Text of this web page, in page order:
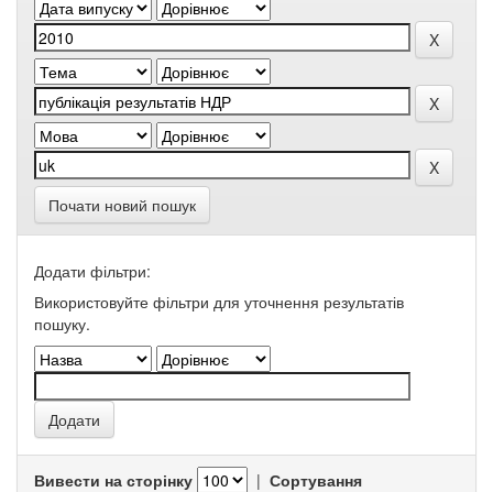
Почати новий пошук
Додати фільтри:
Використовуйте фільтри для уточнення результатів
пошуку.
Вивести на сторінку | Сортування